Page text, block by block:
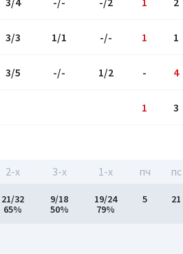
3/3 1/1 -/- 1 1
3/5 -/- 1/2 - 4
1 3
2-x 3-x 1-x пч пс
21/32
65%
9/18
50%
19/24
79%
5 21